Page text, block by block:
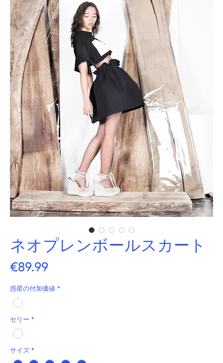
ネオプレンボールスカート
€89.99価
格
惑星の付加価値 *
セリー *
サイズ *